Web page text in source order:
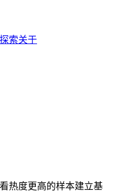
探索关于
热度更高的样本建立基